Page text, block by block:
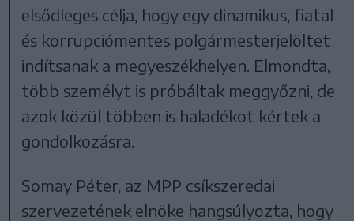
elsődleges célja, hogy egy dinamikus, fiatal
és korrupciómentes polgármesterjelöltet
indítsanak a megyeszékhelyen. Elmondta,
több személyt is próbáltak meggyőzni, de
azok közül többen is haladékot kértek a
gondolkozásra.
Somay Péter, az MPP csíkszeredai
szervezetének elnöke hangsúlyozta, hogy